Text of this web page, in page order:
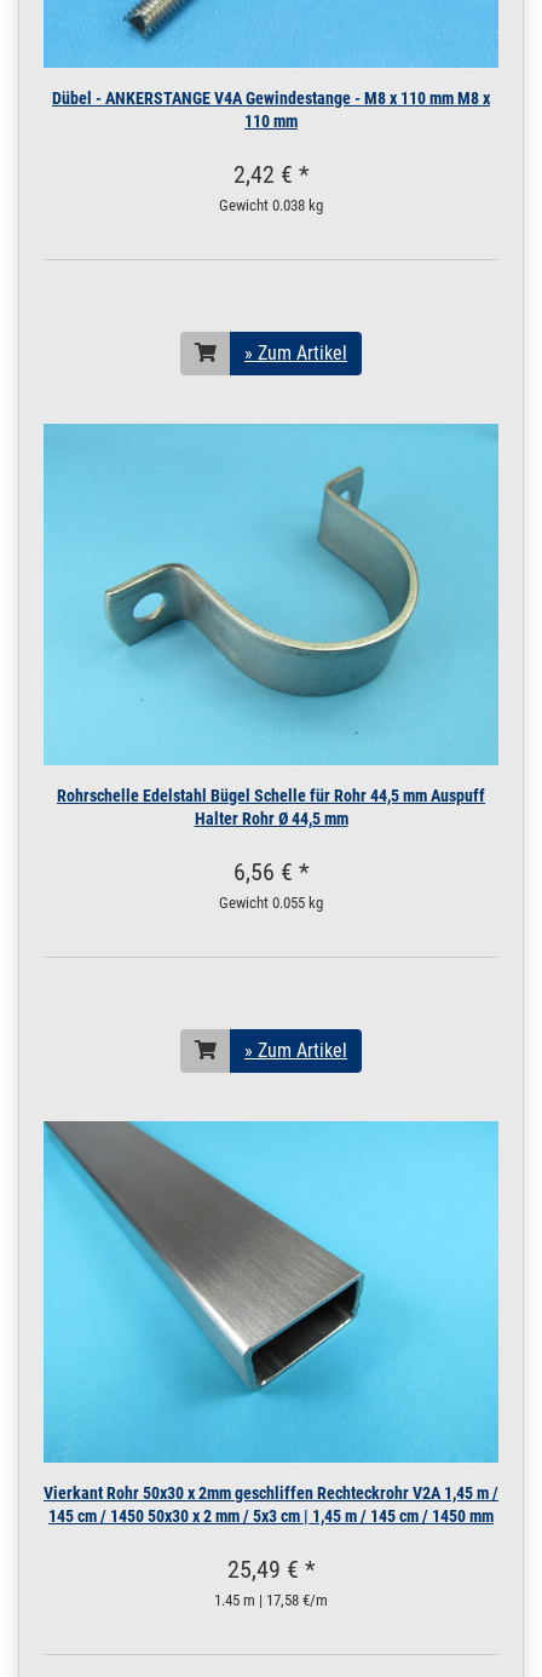
Dübel - ANKERSTANGE V4A Gewindestange - M8 x 110 mm M8 x
110 mm
2,42 € *
Gewicht 0.038 kg
» Zum Artikel
Rohrschelle Edelstahl Bügel Schelle für Rohr 44,5 mm Auspuff
Halter Rohr Ø 44,5 mm
6,56 € *
Gewicht 0.055 kg
» Zum Artikel
Vierkant Rohr 50x30 x 2mm geschliffen Rechteckrohr V2A 1,45 m /
145 cm / 1450 50x30 x 2 mm / 5x3 cm | 1,45 m / 145 cm / 1450 mm
25,49 € *
1.45 m | 17,58 €/m